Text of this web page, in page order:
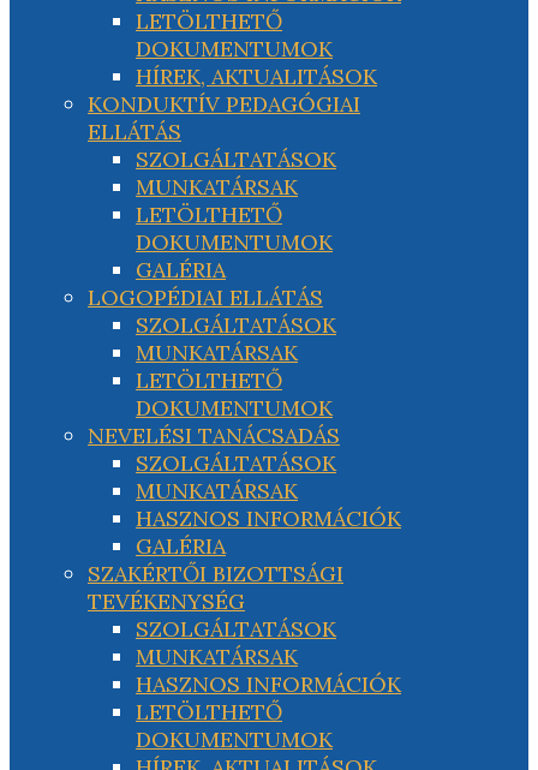
LETÖLTHETŐ
DOKUMENTUMOK
HÍREK, AKTUALITÁSOK
KONDUKTÍV PEDAGÓGIAI
ELLÁTÁS
SZOLGÁLTATÁSOK
MUNKATÁRSAK
LETÖLTHETŐ
DOKUMENTUMOK
GALÉRIA
LOGOPÉDIAI ELLÁTÁS
SZOLGÁLTATÁSOK
MUNKATÁRSAK
LETÖLTHETŐ
DOKUMENTUMOK
NEVELÉSI TANÁCSADÁS
SZOLGÁLTATÁSOK
MUNKATÁRSAK
HASZNOS INFORMÁCIÓK
GALÉRIA
SZAKÉRTŐI BIZOTTSÁGI
TEVÉKENYSÉG
SZOLGÁLTATÁSOK
MUNKATÁRSAK
HASZNOS INFORMÁCIÓK
LETÖLTHETŐ
DOKUMENTUMOK